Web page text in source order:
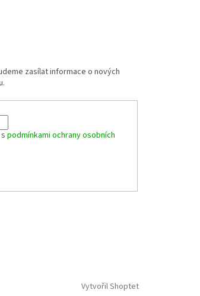
zasílat informace o nových
spodmínkami ochrany osobních
Vytvořil Shoptet